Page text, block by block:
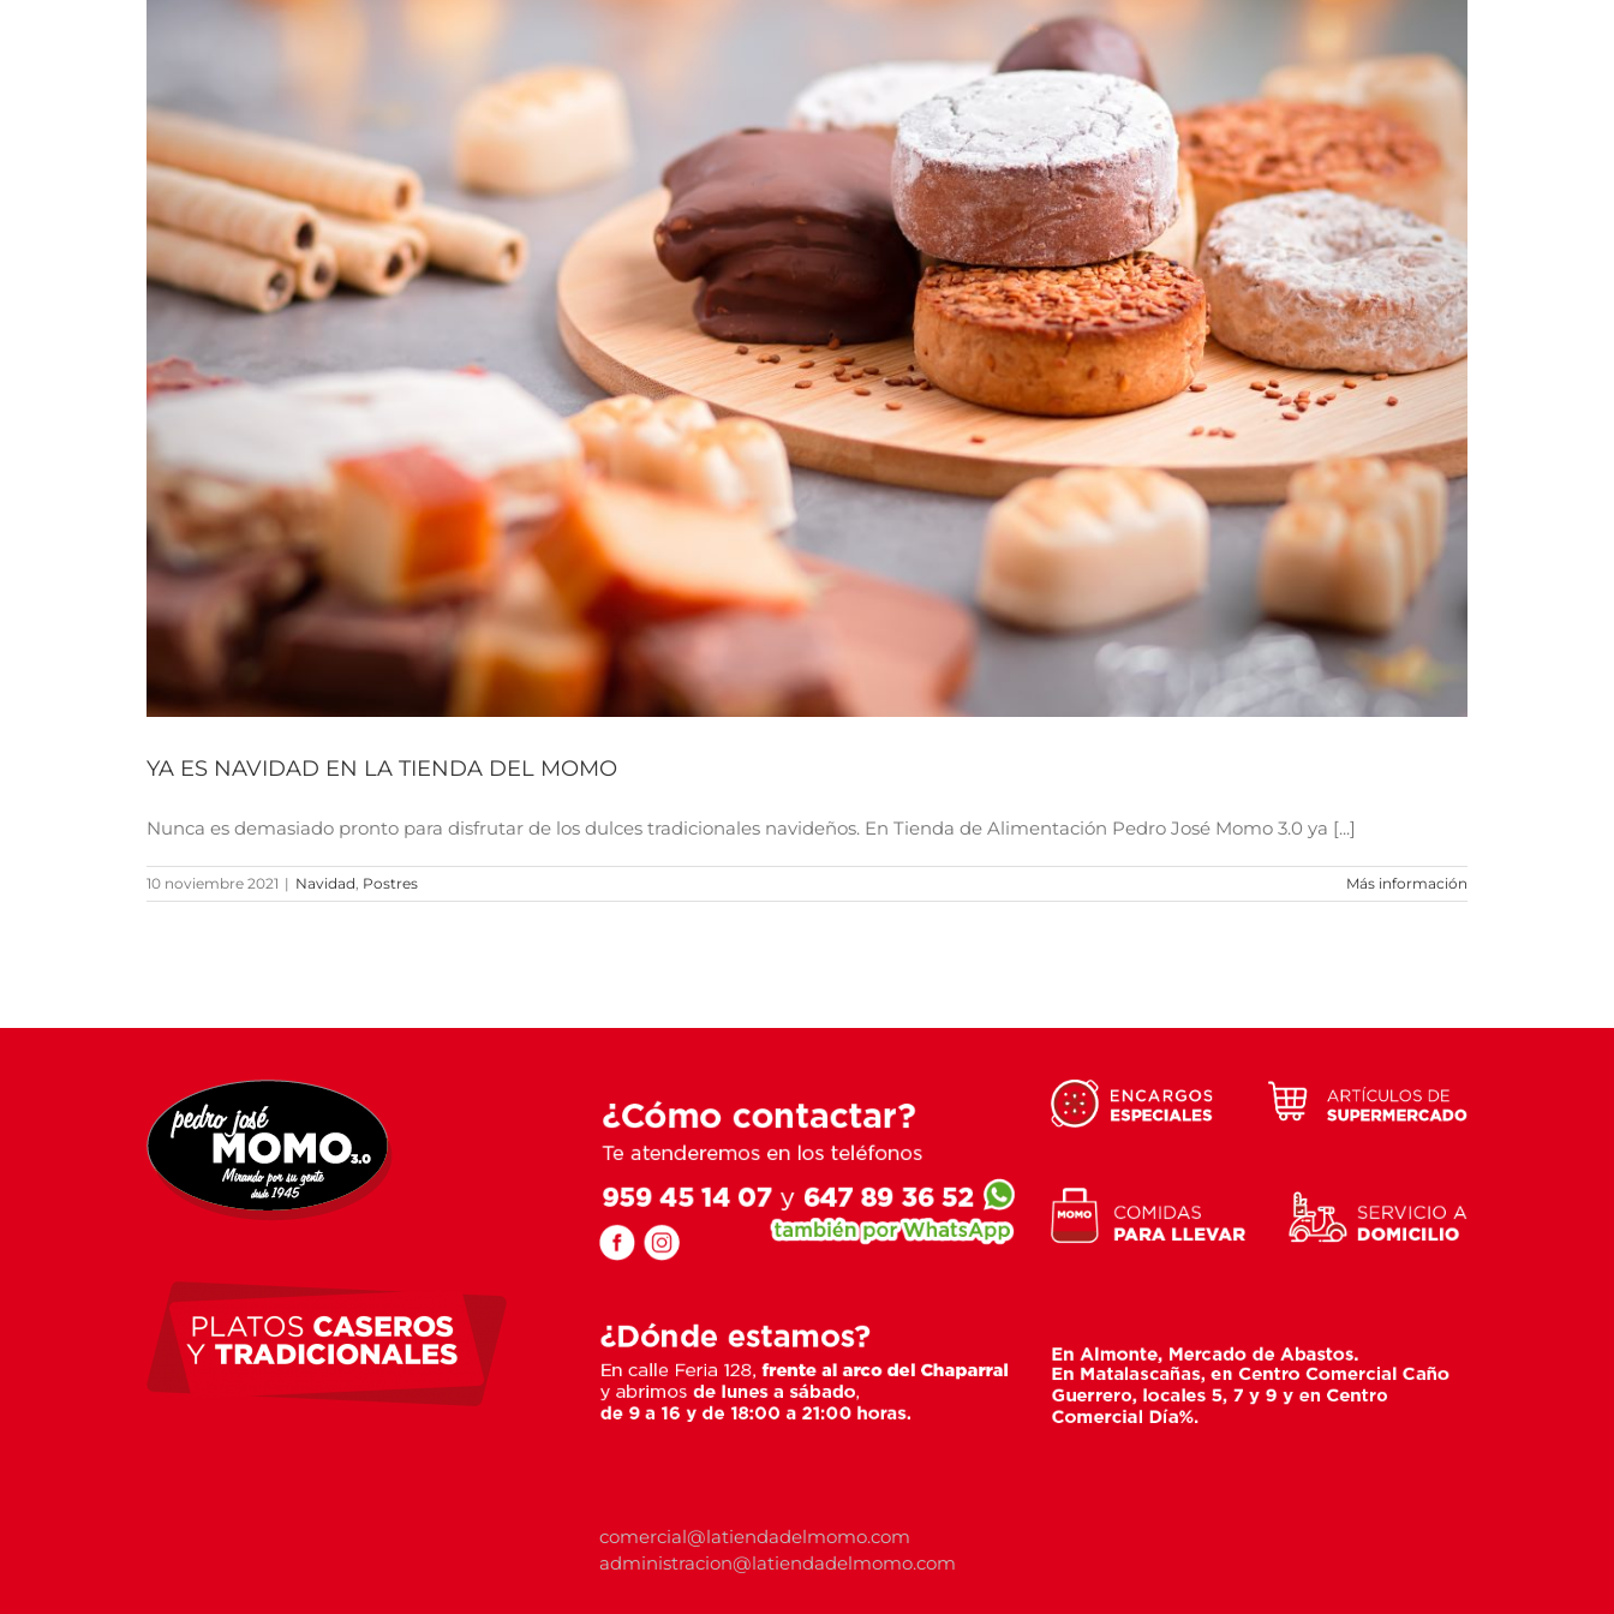
YA ES NAVIDAD EN LA TIENDA DEL MOMO
Nunca es demasiado pronto para disfrutar de los dulces tradicionales navideños. En Tienda de Alimentación Pedro José Momo 3.0 ya [...]
10 noviembre 2021 | Navidad, Postres Más información
comercial@latiendadelmomo.com
administracion@latiendadelmomo.com